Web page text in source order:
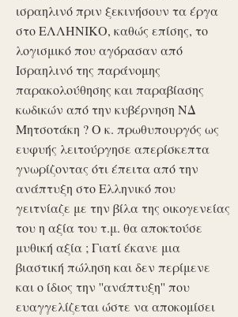
ισραηλινό πριν ξεκινήσουν τα έργα
στο ΕΛΛΗΝΙΚΟ, καθώς επίσης, το
λογισμικό που αγόρασαν από
Ισραηλινό της παράνομης
παρακολούθησης και παραβίασης
κωδικών από την κυβέρνηση ΝΔ
Μητσοτάκη ? Ο κ. πρωθυπουργός ως
ευφυής λειτούργησε απερίσκεπτα
γνωρίζοντας ότι έπειτα από την
ανάπτυξη στο Ελληνικό που
γειτνίαζε με την βίλα της οικογενείας
του η αξία του τ.μ. θα αποκτούσε
μυθική αξία ; Γιατί έκανε μια
βιαστική πώληση και δεν περίμενε
και ο ίδιος την ''ανάπτυξη'' που
ευαγγελίζεται ώστε να αποκομίσει